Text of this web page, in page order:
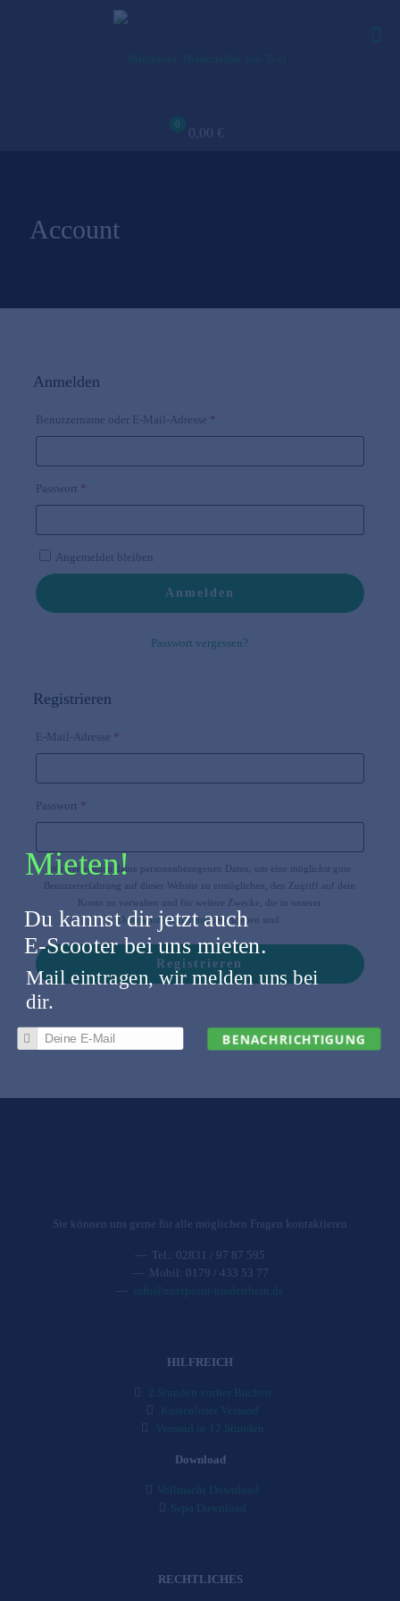
0
0,00 €
Account
Anmelden
Benutzername oder E-Mail-Adresse *
Passwort *
Angemeldet bleiben
Anmelden
Passwort vergessen?
Registrieren
E-Mail-Adresse *
Passwort *
Wir verwenden deine personenbezogenen Daten, um eine möglichst gute
Benutzererfahrung auf dieser Website zu ermöglichen, den Zugriff auf dein
Konto zu verwalten und für weitere Zwecke, die in unserer
Datenschutzerklärungbeschrieben sind.
Registrieren
Sie können uns gerne für alle möglichen Fragen kontaktieren
Tel.: 02831 / 97 87 595
Mobil: 0179 / 433 53 77
info@mietpoint-niederrhein.de
HILFREICH
2 Stunden vorher Buchen
Kostenloser Versand
Versand in 12 Stunden
Download
Vollmacht Download
Sepa Download
RECHTLICHES
Mieten!
Du kannst dir jetzt auch
E-Scooter bei uns mieten.
Mail eintragen, wir melden uns bei
dir.
BENACHRICHTIGUNG